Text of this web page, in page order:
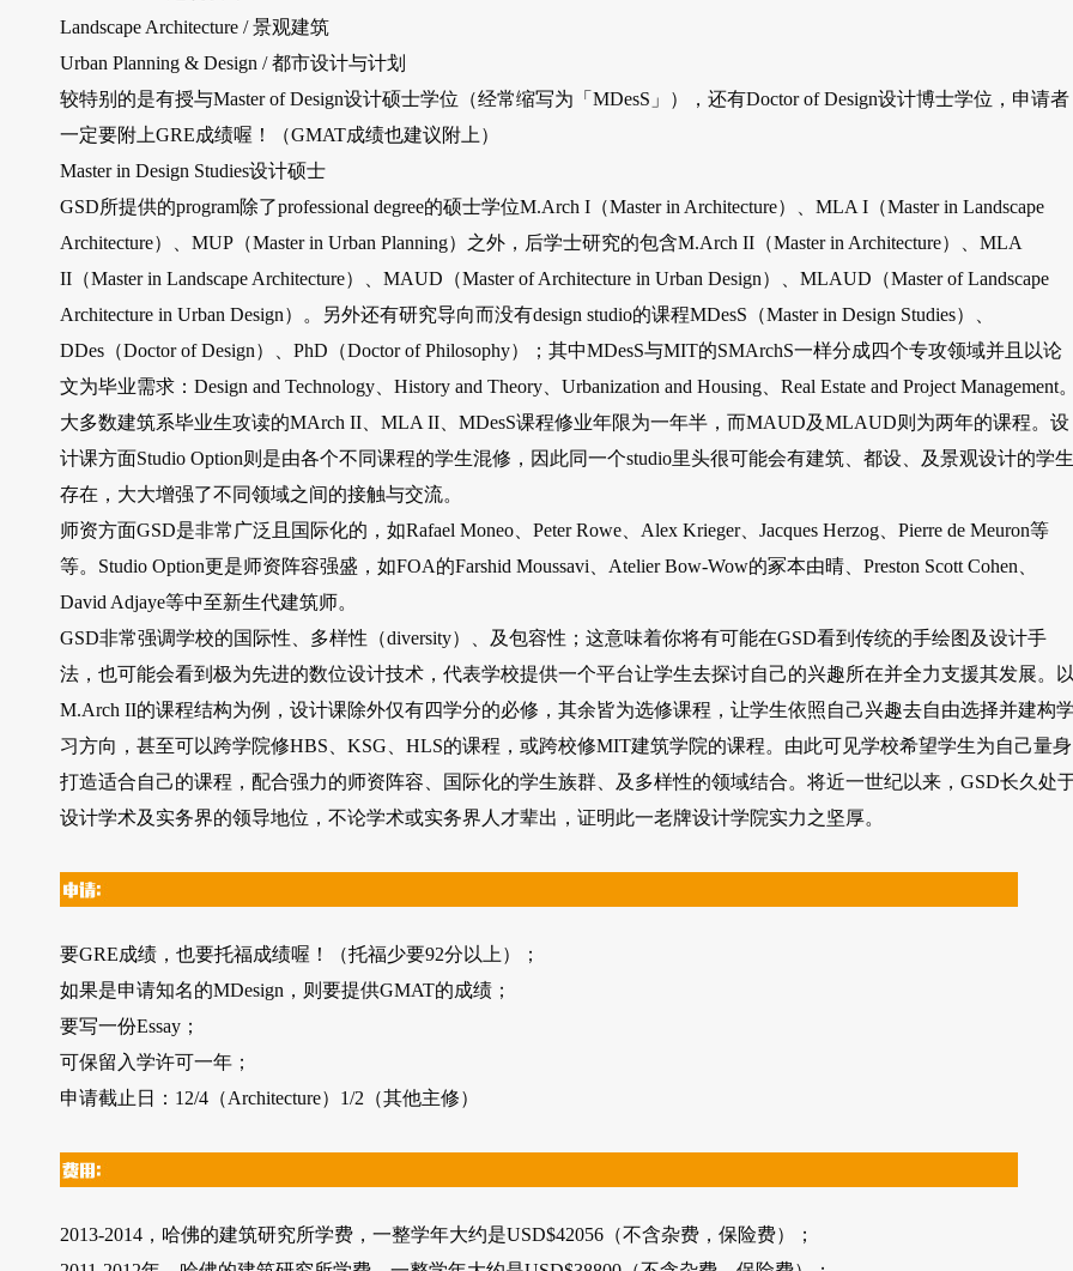
Landscape Architecture / 景观建筑
Urban Planning & Design / 都市设计与计划
较特别的是有授与Master of Design设计硕士学位（经常缩写为「MDesS」），还有Doctor of Design设计博士学位，申请者
一定要附上GRE成绩喔！（GMAT成绩也建议附上）
Master in Design Studies设计硕士
GSD所提供的program除了professional degree的硕士学位M.Arch I（Master in Architecture）、MLA I（Master in Landscape
Architecture）、MUP（Master in Urban Planning）之外，后学士研究的包含M.Arch II（Master in Architecture）、MLA
II（Master in Landscape Architecture）、MAUD（Master of Architecture in Urban Design）、MLAUD（Master of Landscape
Architecture in Urban Design）。另外还有研究导向而没有design studio的课程MDesS（Master in Design Studies）、
DDes（Doctor of Design）、PhD（Doctor of Philosophy）；其中MDesS与MIT的SMArchS一样分成四个专攻领域并且以论
文为毕业需求：Design and Technology、History and Theory、Urbanization and Housing、Real Estate and Project Management。
大多数建筑系毕业生攻读的MArch II、MLA II、MDesS课程修业年限为一年半，而MAUD及MLAUD则为两年的课程。设
计课方面Studio Option则是由各个不同课程的学生混修，因此同一个studio里头很可能会有建筑、都设、及景观设计的学生
存在，大大增强了不同领域之间的接触与交流。
师资方面GSD是非常广泛且国际化的，如Rafael Moneo、Peter Rowe、Alex Krieger、Jacques Herzog、Pierre de Meuron等
等。Studio Option更是师资阵容强盛，如FOA的Farshid Moussavi、Atelier Bow-Wow的冢本由晴、Preston Scott Cohen、
David Adjaye等中至新生代建筑师。
GSD非常强调学校的国际性、多样性（diversity）、及包容性；这意味着你将有可能在GSD看到传统的手绘图及设计手
法，也可能会看到极为先进的数位设计技术，代表学校提供一个平台让学生去探讨自己的兴趣所在并全力支援其发展。以
M.Arch II的课程结构为例，设计课除外仅有四学分的必修，其余皆为选修课程，让学生依照自己兴趣去自由选择并建构学
习方向，甚至可以跨学院修HBS、KSG、HLS的课程，或跨校修MIT建筑学院的课程。由此可见学校希望学生为自己量身
打造适合自己的课程，配合强力的师资阵容、国际化的学生族群、及多样性的领域结合。将近一世纪以来，GSD长久处
设计学术及实务界的领导地位，不论学术或实务界人才辈出，证明此一老牌设计学院实力之坚厚。
要GRE成绩，也要托福成绩喔！（托福少要92分以上）；
如果是申请知名的MDesign，则要提供GMAT的成绩；
要写一份Essay；
可保留入学许可一年；
申请截止日：12/4（Architecture）1/2（其他主修）
2013-2014，哈佛的建筑研究所学费，一整学年大约是USD$42056（不含杂费，保险费）；